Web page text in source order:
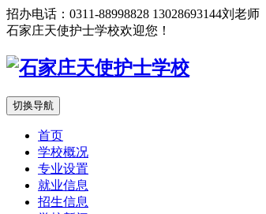
招办电话：0311-88998828 13028693144刘老师
石家庄天使护士学校欢迎您！
切换导航
首页
学校概况
专业设置
就业信息
招生信息